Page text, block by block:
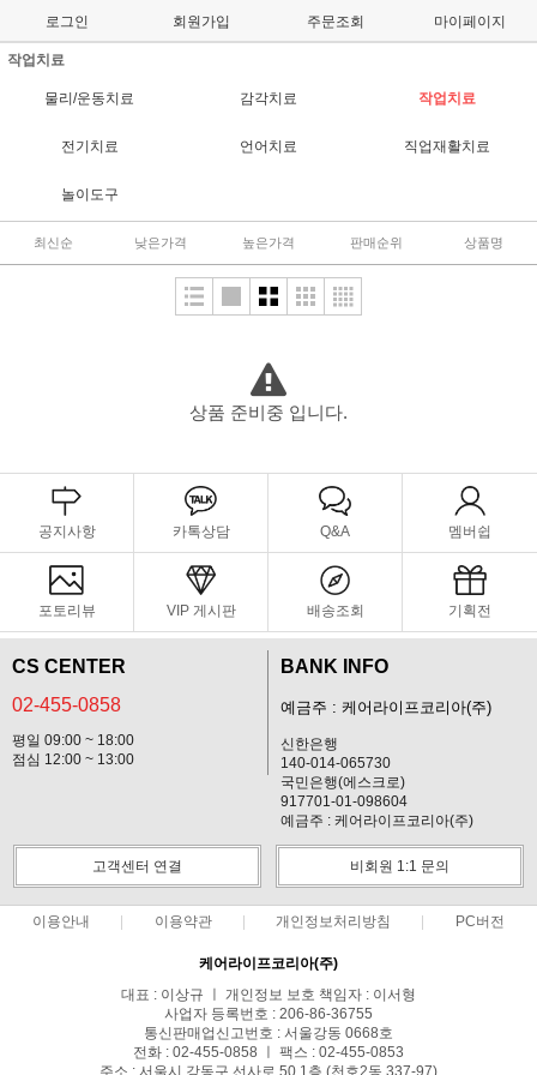
로그인 회원가입 주문조회 마이페이지
작업치료
물리/운동치료 감각치료 작업치료
전기치료 언어치료 직업재활치료
놀이도구
최신순 낮은가격 높은가격 판매순위 상품명
상품 준비중 입니다.
공지사항 카톡상담 Q&A 멤버쉽
포토리뷰 VIP 게시판 배송조회 기획전
CS CENTER
02-455-0858
평일 09:00 ~ 18:00
점심 12:00 ~ 13:00
BANK INFO
예금주 : 케어라이프코리아(주)
신한은행
140-014-065730
국민은행(에스크로)
917701-01-098604
예금주 : 케어라이프코리아(주)
고객센터 연결 비회원 1:1 문의
이용안내 이용약관 개인정보처리방침 PC버전
케어라이프코리아(주)
대표 : 이상규 ㅣ 개인정보 보호 책임자 : 이서형
사업자 등록번호 : 206-86-36755
통신판매업신고번호 : 서울강동 0668호
전화 : 02-455-0858 ㅣ 팩스 : 02-455-0853
주소 : 서울시 강동구 선사로 50 1층 (천호2동 337-97)